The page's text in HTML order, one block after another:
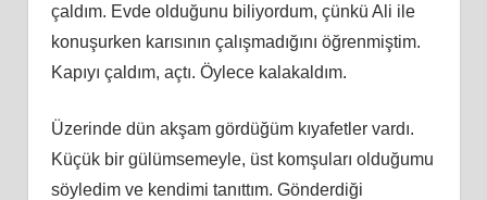
çaldım. Evde olduğunu biliyordum, çünkü Ali ile
konuşurken karısının çalışmadığını öğrenmiştim.
Kapıyı çaldım, açtı. Öylece kalakaldım.
Üzerinde dün akşam gördüğüm kıyafetler vardı.
Küçük bir gülümsemeyle, üst komşuları olduğumu
söyledim ve kendimi tanıttım. Gönderdiği